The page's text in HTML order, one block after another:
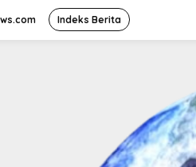
Indeks Berita